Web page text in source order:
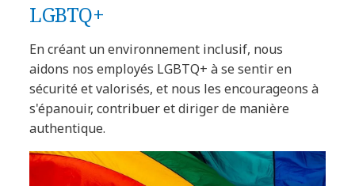
LGBTQ+
En créant un environnement inclusif, nous
aidons nos employés LGBTQ+ à se sentir en
sécurité et valorisés, et nous les encourageons à
s'épanouir, contribuer et diriger de manière
authentique.